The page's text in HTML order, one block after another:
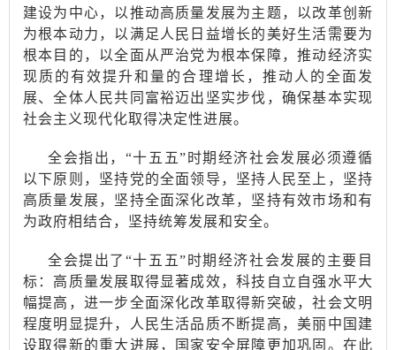
建设为中心，以推动高质量发展为主题，以改革创新
为根本动力，以满足人民日益增长的美好生活需要为
根本目的，以全面从严治党为根本保障，推动经济实
现质的有效提升和量的合理增长，推动人的全面发
展、全体人民共同富裕迈出坚实步伐，确保基本实现
社会主义现代化取得决定性进展。
全会指出， “十五五”时期经济社会发展必须遵循
以下原则，坚持党的全面领导，坚持人民至上，坚持
高质量发展，坚持全面深化改革，坚持有效市场和有
为政府相结合，坚持统筹发展和安全。
全会提出了 “十五五”时期经济社会发展的主要目
标：高质量发展取得显著成效，科技自立自强水平大
幅提高，进一步全面深化改革取得新突破，社会文明
程度明显提升，人民生活品质不断提高，美丽中国建
设取得新的重大进展，国家安全屏障更加巩固。在此